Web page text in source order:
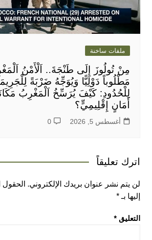
ملفات ساخنة
مِنْ تُولُوزَ إِلَى طَنْجَةَ.. اَلْأَمْنُ
مَطْلُوباً دَوْلِيًّا وَيُوَجِّهُ ضَرْبَةً
لِلْحُدُودِ: كَيْفَ يُرَسِّخُ اَلْمَغْرِبُ
أَمَانٍ إِقْلِيمِيٍّ؟
أغسطس 5, 2026 0
اترك تعليقاً
لن يتم نشر عنوان بريدك الإلكتروني. الحقول
إليها بـ *
التعليق *